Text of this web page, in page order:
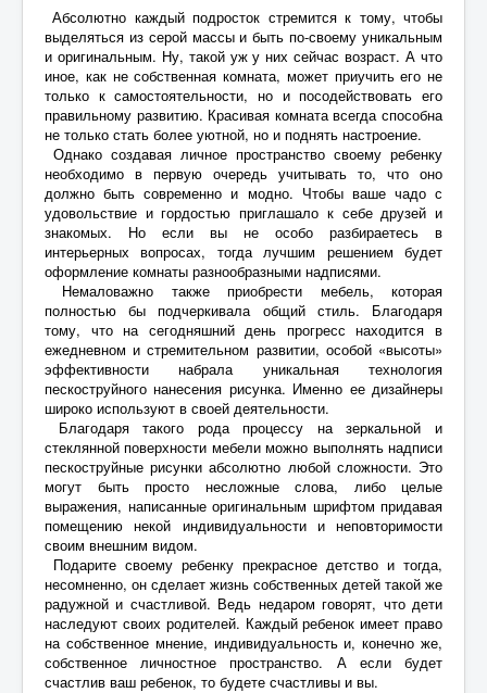
Абсолютно каждый подросток стремится к тому, чтобы
выделяться из серой массы и быть по-своему уникальным
и оригинальным. Ну, такой уж у них сейчас возраст. А что
иное, как не собственная комната, может приучить его не
только к самостоятельности, но и посодействовать его
правильному развитию. Красивая комната всегда способна
не только стать более уютной, но и поднять настроение.
Однако создавая личное пространство своему ребенку
необходимо в первую очередь учитывать то, что оно
должно быть современно и модно. Чтобы ваше чадо с
удовольствие и гордостью приглашало к себе друзей и
знакомых. Но если вы не особо разбираетесь в
интерьерных вопросах, тогда лучшим решением будет
оформление комнаты разнообразными надписями.
Немаловажно также приобрести мебель, которая
полностью бы подчеркивала общий стиль. Благодаря
тому, что на сегодняшний день прогресс находится в
ежедневном и стремительном развитии, особой «высоты»
эффективности набрала уникальная технология
пескоструйного нанесения рисунка. Именно ее дизайнеры
широко используют в своей деятельности.
Благодаря такого рода процессу на зеркальной и
стеклянной поверхности мебели можно выполнять надписи
пескоструйные рисунки абсолютно любой сложности. Это
могут быть просто несложные слова, либо целые
выражения, написанные оригинальным шрифтом придавая
помещению некой индивидуальности и неповторимости
своим внешним видом.
Подарите своему ребенку прекрасное детство и тогда,
несомненно, он сделает жизнь собственных детей такой же
радужной и счастливой. Ведь недаром говорят, что дети
наследуют своих родителей. Каждый ребенок имеет право
на собственное мнение, индивидуальность и, конечно же,
собственное личностное пространство. А если будет
счастлив ваш ребенок, то будете счастливы и вы.